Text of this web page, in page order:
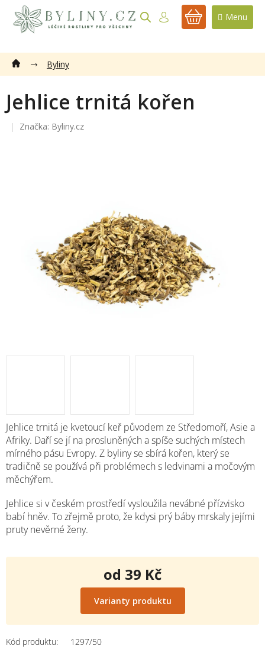
obsah
NÁKUPNÍ
Byliny
Jehlice trnitá kořen
Značka: Byliny.cz
Jehlice trnitá je kvetoucí keř původem ze Středomoří, Asie a
Afriky. Daří se jí na prosluněných a spíše suchých místech
mírného pásu Evropy. Z byliny se sbírá kořen, který se
tradičně se používá při problémech s ledvinami a močovým
měchýřem.
Jehlice si v českém prostředí vysloužila nevábné přízvisko
babí hněv. To zřejmě proto, že kdysi prý báby mrskaly jejími
pruty nevěrné ženy.
Kód produktu:
1297/50
od 39 Kč
Měrná
cena:
Varianty produktu